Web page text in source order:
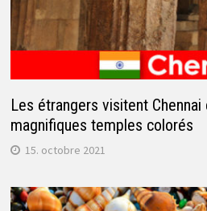
Les étrangers visitent
magnifiques temples colorés
15. octobre 2021